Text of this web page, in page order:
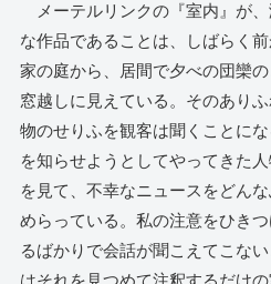
メーテルリンクの『室内』が
な作品であることは、しばらく
家の庭から、居間で夕べの団欒の
窓越しに見えている。そのあり
物のせりふを観客は聞くことに
を知らせようとしてやってきた
を見て、不幸なニュースをどん
めらっている。私の注意をひき
るばかりで会話が聞こえてこな